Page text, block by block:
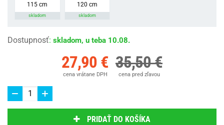
115 cm
skladom
120 cm
skladom
Dostupnosť: skladom, u teba 10.08.
27,90 €
cena vrátane DPH
35,50 €
cena pred zľavou
PRIDAŤ DO KOŠÍKA